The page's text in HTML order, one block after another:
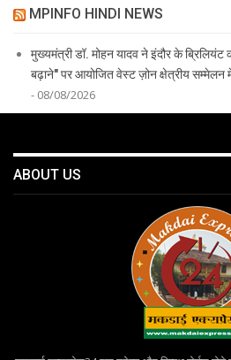
MPINFO HINDI NEWS
मुख्यमंत्री डॉ. मोहन यादव ने इंदौर के
बढ़ाने" पर आयोजित वेस्ट ज़ोन क्षेत्रीय सम्मेलन में
- 08/08/2026
ABOUT US